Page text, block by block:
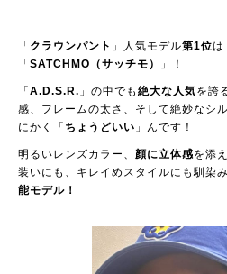
「 クラウンパント 」人気モデル第1位は
「SATCHMO（サッチモ） 」！
「A.D.S.R. 」の中でも 絶大な人気を誇
感、フレームの太さ、そして絶妙なシ
にかく「 ちょうどいい 」んです！
明るいレンズカラー、 顔に立体感を添
装いにも、キレイめスタイルにも馴染み
能モデル！